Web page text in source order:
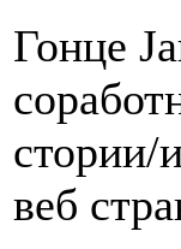
Гонце
стории/
веб